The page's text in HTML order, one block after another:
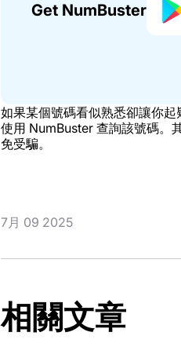
Get NumBuster
如果某個號碼看似熟悉卻讓你
使用 NumBuster 查詢該號碼。
免受騙。
7月 09 2025
相關文章